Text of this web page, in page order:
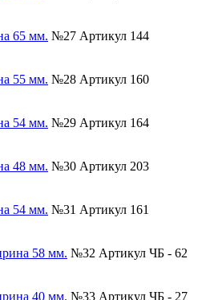
№27 Артикул 144
№28 Артикул 160
№29 Артикул 164
№30 Артикул 203
№31 Артикул 161
№32 Артикул ЧБ - 62
№33 Артикул ЧБ - 27